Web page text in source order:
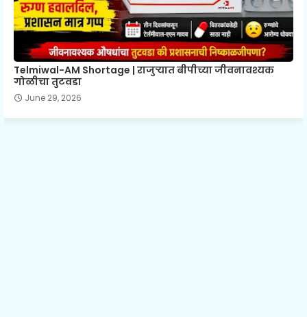
Telmiwal-AM Shortage | राजुऱ्यात बीपीच्या जीवनावश्यक
गोळीचा तुटवडा
June 29, 2026